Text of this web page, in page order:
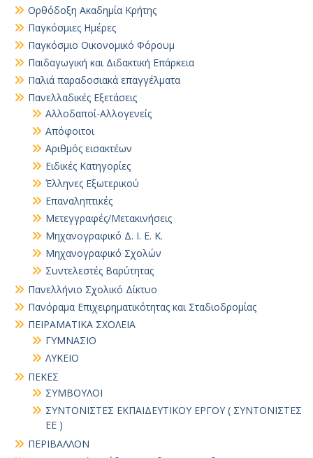
Ορθόδοξη Ακαδημία Κρήτης
Παγκόσμιες Ημέρες
Παγκόσμιο Οικονομικό Φόρουμ
Παιδαγωγική και Διδακτική Επάρκεια
Παλιά παραδοσιακά επαγγέλματα
Πανελλαδικές Εξετάσεις
Αλλοδαποί-Αλλογενείς
Απόφοιτοι
Αριθμός εισακτέων
Ειδικές Κατηγορίες
Έλληνες Εξωτερικού
Επαναληπτικές
Μετεγγραφές/Μετακινήσεις
Μηχανογραφικό Δ. Ι. Ε. Κ.
Μηχανογραφικό Σχολών
Συντελεστές Βαρύτητας
Πανελλήνιο Σχολικό Δίκτυο
Πανόραμα Επιχειρηματικότητας και Σταδιοδρομίας
ΠΕΙΡΑΜΑΤΙΚΑ ΣΧΟΛΕΙΑ
ΓΥΜΝΑΣΙΟ
ΛΥΚΕΙΟ
ΠΕΚΕΣ
ΣΥΜΒΟΥΛΟΙ
ΣΥΝΤΟΝΙΣΤΕΣ ΕΚΠΑΙΔΕΥΤΙΚΟΥ ΕΡΓΟΥ ( ΣΥΝΤΟΝΙΣΤΕΣ
ΕΕ )
ΠΕΡΙΒΑΛΛΟΝ